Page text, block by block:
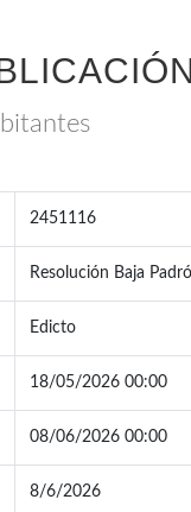
2451116
Resolución Baja
Edicto
18/05/2026 00:00
08/06/2026 00:00
8/6/2026